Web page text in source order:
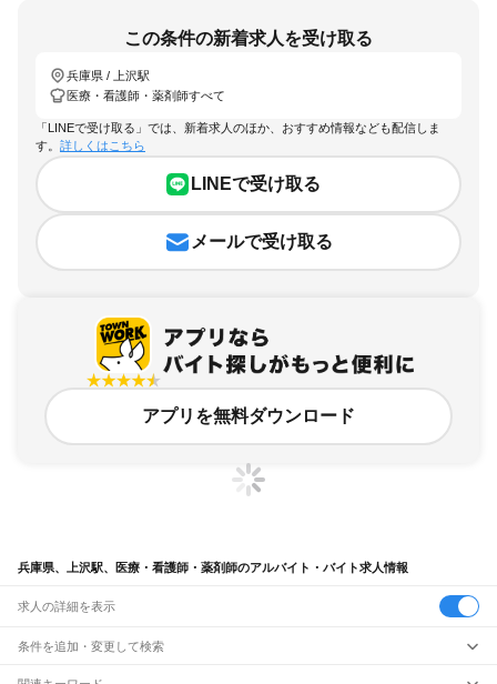
この条件の新着求人を受け取る
兵庫県 / 上沢駅
医療・看護師・薬剤師すべて
「LINEで受け取る」では、新着求人のほか、おすすめ情報なども配信しま
す。 詳しくはこちら
LINEで受け取る
メールで受け取る
アプリを無料ダウンロード
兵庫県、上沢駅、医療・看護師・薬剤師のアルバイト・バイト求人情報
求人の詳細を表示
条件を追加・変更して検索